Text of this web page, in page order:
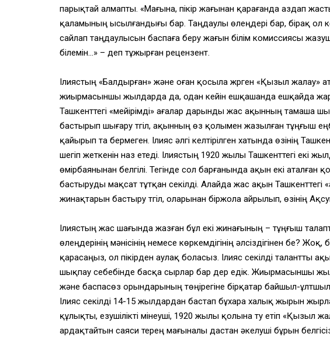
парықтай алмапты. «Мағына, пікір жағынан қарағанда аздап
қаламының ысылғандығы бар. Таңдаулы өлеңдері бар, бірақ ол
сайлап таңдаулысын баспаға беру жағын білім комиссиясы
білемін…» – деп тұжырған рецензент.
Ілиястың «Балдырған» және оған қосыла жүрген «Қызыл жалау»
жиырмасыншы жылдарда да, одан кейін ешқашанда ешқайда
Ташкенттегі «мейірімді» ағалар дарынды жас ақынның тамаша
бастырып шығару түгіл, ақынның өз қолымен жазылған тұңғыш
қайырып та бермеген. Ілияс әлгі келтірілген хатында өзінің
шегіп жеткенін наз етеді. Ілиястың 1920 жылы Ташкенттегі екі
өмірбаянынан белгілі. Тегінде сол барғанында ақын екі аталған
бастыруды мақсат тұтқан секілді. Алайда жас ақын Ташкенттегі
жинақтарын бастыру түгіл, оларынан біржола айрылып, өзінің
Ілиястың жас шағында жазған бұл екі жинағының – тұңғыш
өлеңдерінің мәнісінің немесе көркемдігінің әлсіздігінен бе?
қарасаңыз, ол пікірден аулақ боласыз. Ілияс секілді талантты
шықпау себебінде басқа сырлар бар дер едік. Жиырмасыншы
және баспасөз орындарының төңірегіне бірқатар байшыл-
Ілияс секілді 14-15 жылдардан бастап бұхара халық жырын
құлықты, езушілікті мінеуші, 1920 жылы қолына ту етіп «Қызыл
ардақтайтын саяси терең мағыналы дастан әкелуші бұрын